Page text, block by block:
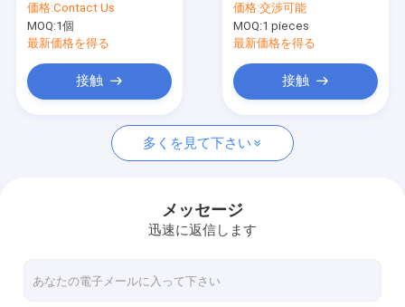
見積依頼
FPVのビデオ送信機
COFDMのビデオ送信機
パワー
25mW/5000mW FPV
VTX 9CH
価格:Contact Us
MOQ:1個
最新価格を得る
接触
ローンアクセサリー ビ
デオ送信機 切替可能出
力 25mW/2000mW
送 深セン製
価格:交渉可能
MOQ:1 pieces
最新価格を得る
接触
多くを見て下さい
メッセージ
迅速に返信します